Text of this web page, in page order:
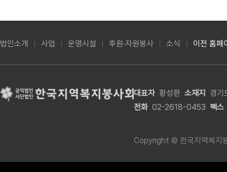
법인소개 사업 운영시설 후원·자원봉사 소식 이전 홈페
대표자 황성환 소재지
경
전화 02-2618-0453 팩스
Copyright © 한국지역복지